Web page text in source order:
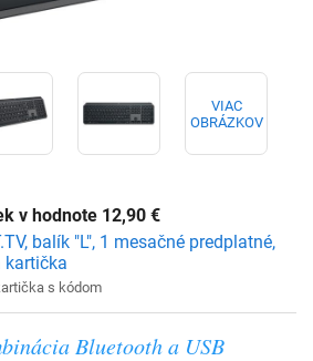
VIAC
OBRÁZKOV
v hodnote 12,90€
balík "L", 1 mesačné predplatné,
s kódom
Bluetooth a USB